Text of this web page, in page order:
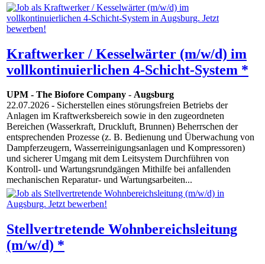
Kraftwerker / Kesselwärter (m/w/d) im
vollkontinuierlichen 4-Schicht-System *
UPM - The Biofore Company - Augsburg
22.07.2026 - Sicherstellen eines störungsfreien Betriebs der
Anlagen im Kraftwerksbereich sowie in den zugeordneten
Bereichen (Wasserkraft, Druckluft, Brunnen) Beherrschen der
entsprechenden Prozesse (z. B. Bedienung und Überwachung von
Dampferzeugern, Wasserreinigungsanlagen und Kompressoren)
und sicherer Umgang mit dem Leitsystem Durchführen von
Kontroll- und Wartungsrundgängen Mithilfe bei anfallenden
mechanischen Reparatur- und Wartungsarbeiten...
Stellvertretende Wohnbereichsleitung
(m/w/d) *